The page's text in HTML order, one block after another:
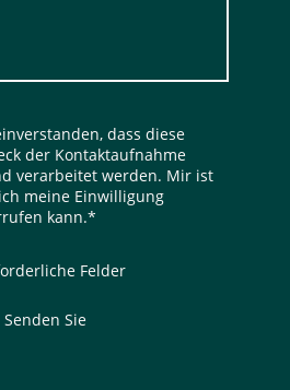
dass diese
der Kontaktaufnahme
verarbeitet werden. Mir ist
meine Einwilligung
kann.*
Felder
Senden Sie